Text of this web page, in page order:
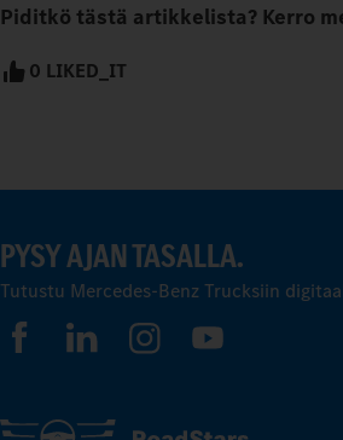
Piditkö tästä artikkelista? Kerro
0 LIKED_IT
PYSY AJAN TASALLA.
Tutustu Mercedes-Benz Trucksiin